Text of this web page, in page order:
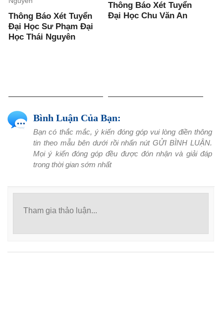
Thông Báo Xét Tuyển
Đại Học Sư Phạm Đại
Học Thái Nguyên
Thông Báo Xét Tuyển
Đại Học Chu Văn An
Bình Luận Của Bạn:
Bạn có thắc mắc, ý kiến đóng góp vui lòng điền thông
tin theo mẫu bên dưới rồi nhấn nút GỬI BÌNH LUẬN.
Mọi ý kiến đóng góp đều được đón nhận và giải đáp
trong thời gian sớm nhất